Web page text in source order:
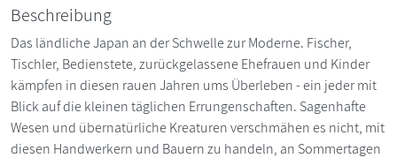
Beschreibung
Das ländliche Japan an der Schwelle zur Moderne. Fischer,
Tischler, Bedienstete, zurückgelassene Ehefrauen und Kinder
kämpfen in diesen rauen Jahren ums Überleben - ein jeder mit
Blick auf die kleinen täglichen Errungenschaften. Sagenhafte
Wesen und übernatürliche Kreaturen verschmähen es nicht, mit
diesen Handwerkern und Bauern zu handeln, an Sommertagen